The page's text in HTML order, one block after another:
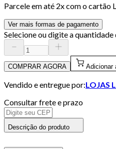
Parcele em até 2x com o cartão
Ver mais formas de pagamento
Selecione ou digite a quantidade
COMPRAR AGORA Adicionar
Vendido e entregue por:LOJAS
Consultar frete e prazo
Descrição do produto